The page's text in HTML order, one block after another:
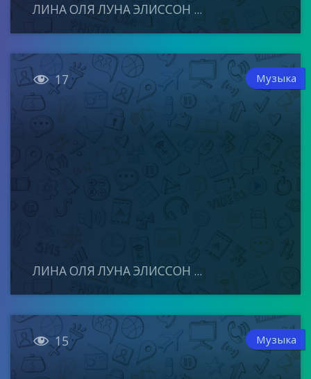
ЛИНА ОЛЯ ЛУНА ЭЛИССОН ...
 17 Музыка
ЛИНА ОЛЯ ЛУНА ЭЛИССОН ...
 15 Музыка